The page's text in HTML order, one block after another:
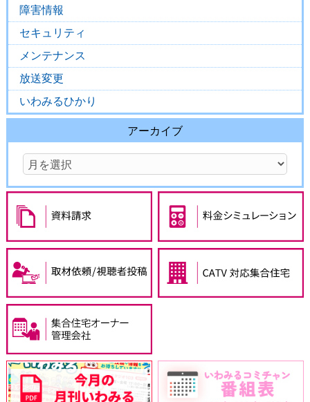
障害情報
セキュリティ
メンテナンス
放送変更
いわみるひかり
アーカイブ